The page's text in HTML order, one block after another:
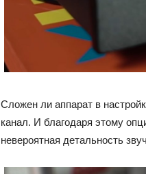
Сложен ли аппарат в
канал. И благодаря этому
невероятная детальность